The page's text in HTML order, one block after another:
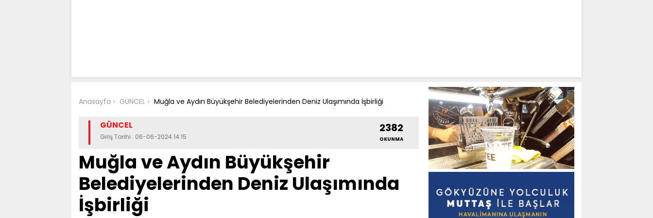
Anasayfa GÜNCEL Muğla ve Aydın Büyükşehir Belediyelerinden Deniz Ulaşımında İşbirliği
GÜNCEL
Giriş Tarihi : 06-06-2024 14:15
2382
OKUNMA
Muğla ve Aydın Büyükşehir
Belediyelerinden Deniz Ulaşımında
İşbirliği